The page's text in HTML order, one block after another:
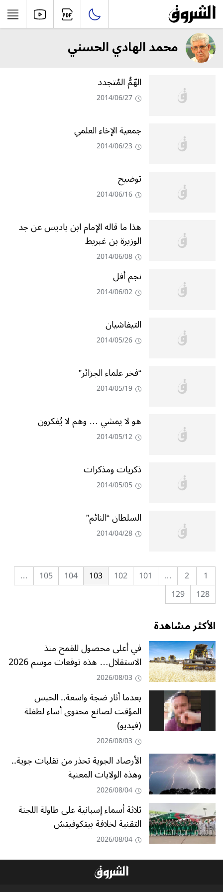
محمد الهادي الحسني
الهّمُّ المُتجدد
2014/06/27
جمعية الإخاء العلمي
2014/06/23
توضيح
2014/06/16
هذا ما قاله الإمام ابن باديس عن جد
الوزيرة بن غبريط
2014/06/08
نجم أفل
2014/06/02
التيفاشيان
2014/05/26
“فخر علماء الجزائر”
2014/05/19
هو لا‮ ‬يمشي‮ … ‬وهم لا‮ ‬يُفكرون
2014/05/12
ذكريات ومذكرات
2014/05/05
السلطان “النائم”
2014/04/28
1
2
…
101
102
103
104
105
…
128
129
الأكثر مشاهدة
في أعلى محصول للقمح منذ
الاستقلال… هذه توقعات موسم 2026
2026/08/03
بعدما أثار ضجة واسعة.. الحبس
المؤقت لصانع محتوى أساء لطفلة
(فيديو)
2026/08/03
الأرصاد الجوية تحذر من تقلبات جوية..
وهذه الولايات المعنية
2026/08/04
ثلاثة أسماء إسبانية على طاولة اللجنة
التقنية لخلافة بيتكوفيتش
2026/08/04